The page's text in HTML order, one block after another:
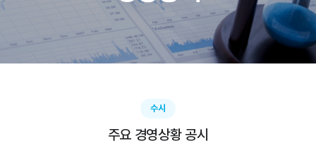
수시
주요 경영상황 공시